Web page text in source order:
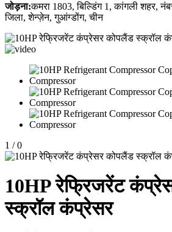
जोड़ना:कमरा 1803, बिल्डिंग 1, कांगली शहर,
जिला, शेन्ज़ेन, गुआंग्डोंग, चीन
1 / 0
10HP रेफ्रिजरेंट
स्क्रॉल कंप्रेसर